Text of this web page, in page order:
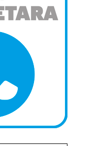
eta hirugarrenen cookie-
eta
teknologiaz
gero, teknologia hori
diguzu.